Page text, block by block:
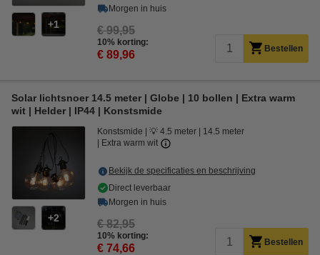
1
Morgen in huis
€ 99,95
10% korting:
€ 89,96 Bestellen
Solar lichtsnoer 14.5 meter | Globe | 10 bollen | Extra warm
wit | Helder | IP44 | Konstsmide
2
Konstsmide 💡 4.5 meter
14.5 meter
Extra warm wit
Bekijk de specificaties en beschrijving
Direct leverbaar
Morgen in huis
€ 82,95
10% korting:
€ 74,66 Bestellen